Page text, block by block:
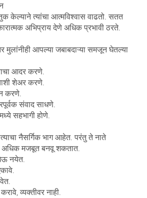
केल्याने त्यांचा आत्मविश्वास वाढतो. सतत
अभिप्राय देणे अधिक प्रभावी ठरते.
मुलांनीही आपल्या जबाबदाऱ्या समजून घेतल्या
आदर करणे.
शेअर करणे.
करणे.
संवाद साधणे.
सहभागी होणे.
नैसर्गिक भाग आहेत. परंतु ते नाते
मजबूत बनवू शकतात.
घेऊ नयेत.
व्यक्तीवर नाही.